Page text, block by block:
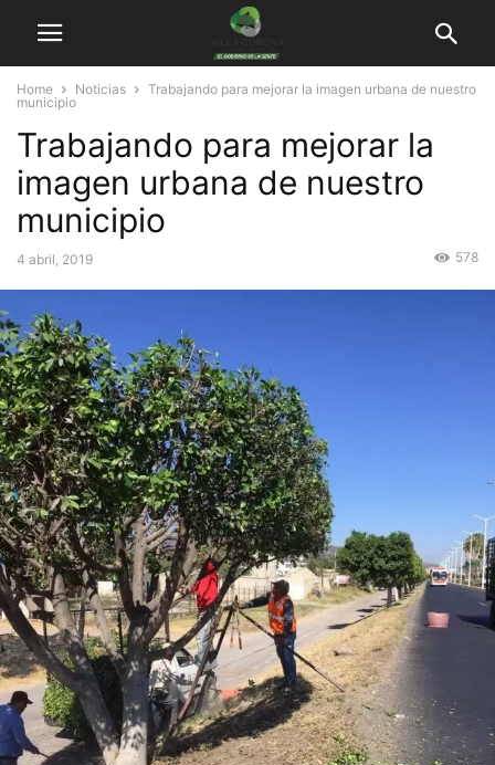
Home Noticias
Trabajando para mejorar la imagen urbana de nuestro
municipio
Trabajando para mejorar la
imagen urbana de nuestro
municipio
4 abril, 2019 578